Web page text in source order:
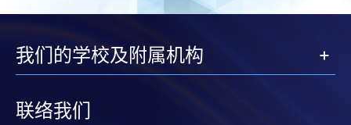
網上報名只支援「提早報讀優惠」。如需享用其他
在網上報名過程中，由於提交課程申請和付款在系
統處理上為兩個不同的程序，成功付款並不保證成
快與 閣下聯絡。
我们的学校及附属机构
联络我们